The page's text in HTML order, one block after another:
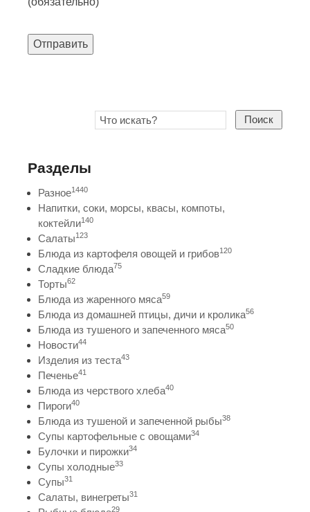
Отправить
Поиск
Разделы
Разное1440
Напитки, соки, морсы, квасы, компоты,
коктейли140
Салаты123
Блюда из картофеля овощей и грибов120
Сладкие блюда75
Торты62
Блюда из жаренного мяса59
Блюда из домашней птицы, дичи и кролика56
Блюда из тушеного и запеченного мяса50
Новости44
Изделия из теста43
Печенье41
Блюда из черствого хлеба40
Пироги40
Блюда из тушеной и запеченной рыбы38
Супы картофельные с овощами34
Булочки и пирожки34
Супы холодные33
Супы31
Салаты, винегреты31
29